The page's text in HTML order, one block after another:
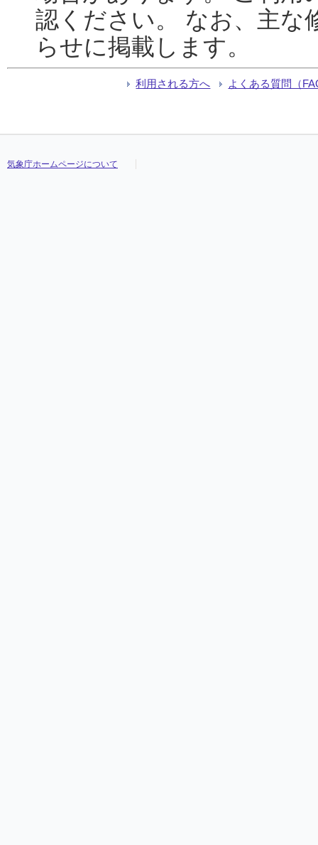
認ください。 なお、主な
らせに掲載します。
利用される方へ よくある質問（
気象庁ホームページについて